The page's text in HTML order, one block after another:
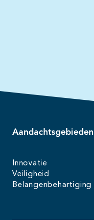
Aandachtsgebieden
Innovatie
Veiligheid
Belangenbehartiging